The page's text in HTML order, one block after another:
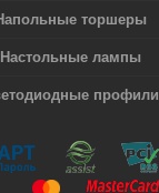
торшеры
Настольные лампы
профили